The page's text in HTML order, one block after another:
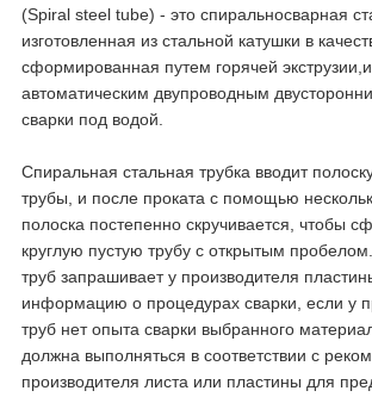
(Spiral steel tube) - это спиральносварная
изготовленная из стальной катушки в
сформированная путем горячей
автоматическим двупроводным
сварки под водой.
Спиральная стальная трубка вводит
трубы, и после проката с помощью
полоска постепенно скручивается, чтобы
круглую пустую трубу с открытым
труб запрашивает у производителя
информацию о процедурах сварки, если у
труб нет опыта сварки выбранного
должна выполняться в соответствии с
производителя листа или пластины для